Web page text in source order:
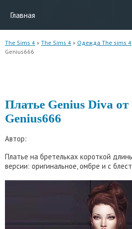
Главная
The Sims 4 » The Sims 4 » Одежда The sims 4
Genius666
Платье Genius Diva от
Genius666
Автор:
Платье на бретельках короткой
версии: оригинальное, омбре и с